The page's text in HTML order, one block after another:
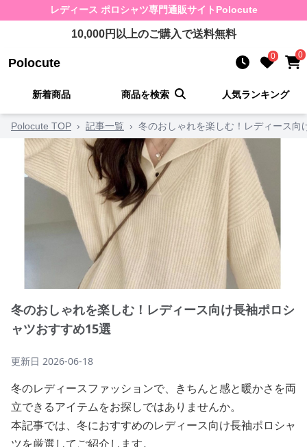
レディース ポロシャツ専門通販サイト Polocute
10,000円以上のご購入で送料無料
Polocute 0 0
新着商品 商品を検索 人気ランキング
Polocute TOP › 記事一覧 › 冬のおしゃれを楽しむ！レディース向
冬のおしゃれを楽しむ！レディース向け長袖ポロシ
ャツおすすめ15選
更新日 2026-06-18
冬のレディースファッションで、きちんと感と暖かさを両
立できるアイテムをお探しではありませんか。
本記事では、冬におすすめのレディース向け長袖ポロシャ
ツを厳選してご紹介します。